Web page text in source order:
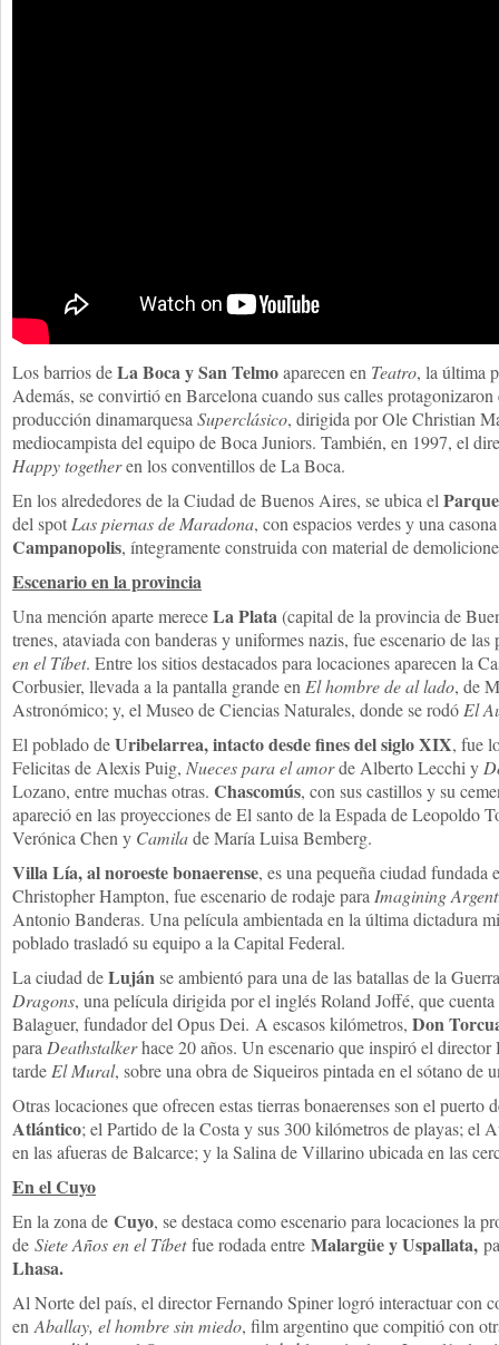
Los barrios deLa Boca y San Telmoaparecen en Teatro, la última
Además, se convirtió en Barcelona cuando sus calles
producción dinamarquesa Superclásico, dirigida por Ole Christian
mediocampista del equipo de Boca Juniors. También, en 1997, el
Happy togetheren los conventillos de La Boca.
En los alrededores de la Ciudad de Buenos Aires, se ubica el
del spot Las piernas de Maradona, con espacios verdes y una
Campanopolis, íntegramente construida con material de
Escenario en la provincia
Una mención aparte mereceLa Plata(capital de la provincia de
trenes, ataviada con banderas y uniformes nazis, fue escenario de
en el Tíbet. Entre los sitios destacados para locaciones aparecen la
Corbusier, llevada a la pantalla grande en El hombre de al lado, de
Astronómico; y, el Museo de Ciencias Naturales, donde se rodó El
El poblado deUribelarrea, intacto desde fines del siglo XIX, fue
Felicitas de Alexis Puig, Nueces para el amorde Alberto Lecchi y
Lozano, entre muchas otras. Chascomús, con sus castillos y su
apareció en las proyecciones de El santo de la Espada de Leopoldo
Verónica Chen y Camilade María Luisa Bemberg.
Villa Lía, al noroeste bonaerense, es una pequeña ciudad
Christopher Hampton, fue escenario de rodaje para Imagining
Antonio Banderas. Una película ambientada en la última dictadura
poblado trasladó su equipo a la Capital Federal.
La ciudad deLujánse ambientó para una de las batallas de la
Dragons, una película dirigida por el inglés Roland Joffé, que
Balaguer, fundador del Opus Dei. A escasos kilómetros, Don
para Deathstalkerhace 20 años. Un escenario que inspiró el director
tarde El Mural, sobre una obra de Siqueiros pintada en el sótano de
Otras locaciones que ofrecen estas tierras bonaerenses son el puerto
Atlántico; el Partido de la Costa y sus 300 kilómetros de playas; el
en las afueras de Balcarce; y la Salina de Villarino ubicada en las
En el Cuyo
En la zona de Cuyo, se destaca como escenario para locaciones la
de Siete Años en el Tíbetfue rodada entre Malargüe y Uspallata,
Lhasa.
Al Norte del país, el director Fernando Spiner logró interactuar con
en Aballay, el hombre sin miedo, film argentino que compitió con